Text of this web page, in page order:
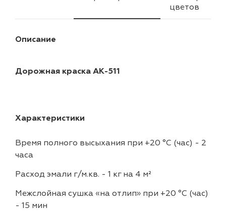
цветов
Описание
Дорожная краска АК-511
Характеристики
Время полного высыхания при +20 °С (час) - 2
часа
Расход эмали г/м.кв. - 1 кг на 4 м²
Межслойная сушка «на отлип» при +20 °С (час)
- 15 мин